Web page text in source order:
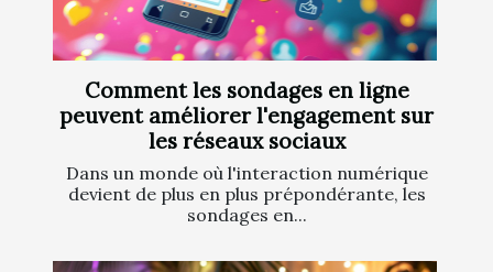
Comment les sondages en ligne
peuvent améliorer l'engagement sur
les réseaux sociaux
Dans un monde où l'interaction numérique
devient de plus en plus prépondérante, les
sondages en...